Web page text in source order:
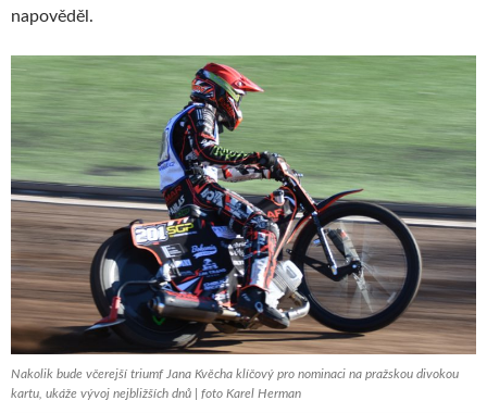
napověděl.
Nakolik bude včerejší triumf Jana Kvěcha klíčový pro nominaci na pražskou divokou
kartu, ukáže vývoj nejbližších dnů | foto Karel Herman